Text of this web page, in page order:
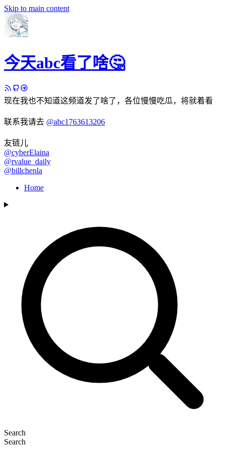
Skip to main content
今天abc看了啥🤔
现在我也不知道这频道发了啥了，各位慢慢吃瓜，将就着看
联系我请去 @abc1763613206
友链儿
@cyberElaina
@rvalue_daily
@billchenla
Home
Search
Search